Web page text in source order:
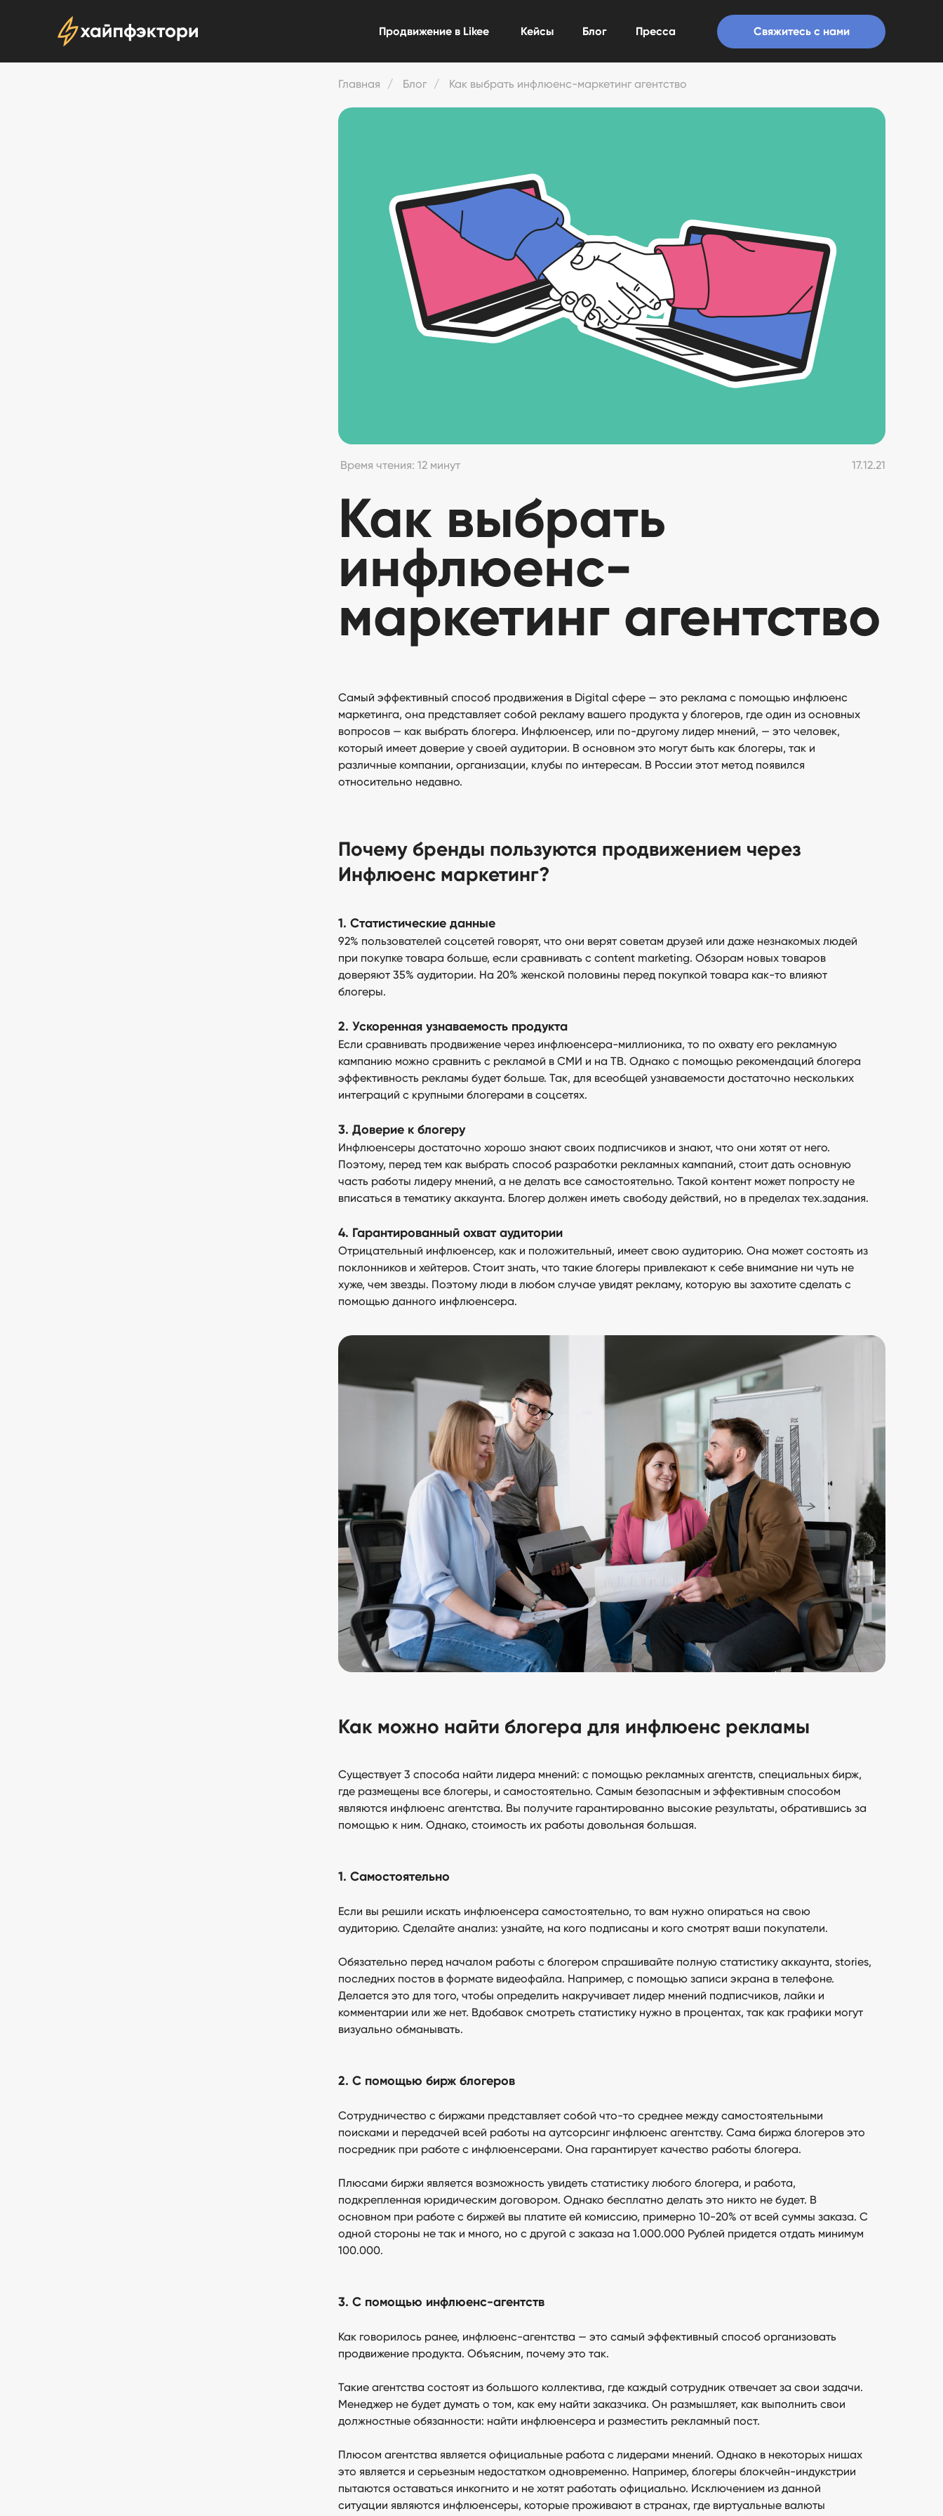
Блог Пресса
Продвижение в Likee Свяжитесь с нами
Кейсы
Главная / Блог / Как выбрать инфлюенс-маркетинг агентство
Время чтения: 12 минут 17.12.21
Как выбрать
инфлюенс-
маркетинг агентство
Самый эффективный способ продвижения в Digital сфере — это реклама с помощью инфлюенс
маркетинга, она представляет собой рекламу вашего продукта у блогеров, где один из основных
вопросов — как выбрать блогера. Инфлюенсер, или по-другому лидер мнений, — это человек,
который имеет доверие у своей аудитории. В основном это могут быть как блогеры, так и
различные компании, организации, клубы по интересам. В России этот метод появился
относительно недавно.
Почему бренды пользуются продвижением через
Инфлюенс маркетинг?
1. Статистические данные
92% пользователей соцсетей говорят, что они верят советам друзей или даже незнакомых людей
при покупке товара больше, если сравнивать с content marketing. Обзорам новых товаров
доверяют 35% аудитории. На 20% женской половины перед покупкой товара как-то влияют
блогеры.
2. Ускоренная узнаваемость продукта
Если сравнивать продвижение через инфлюенсера-миллионика, то по охвату его рекламную
кампанию можно сравнить с рекламой в СМИ и на ТВ. Однако с помощью рекомендаций блогера
эффективность рекламы будет больше. Так, для всеобщей узнаваемости достаточно нескольких
интеграций с крупными блогерами в соцсетях.
3. Доверие к блогеру
Инфлюенсеры достаточно хорошо знают своих подписчиков и знают, что они хотят от него.
Поэтому, перед тем как выбрать способ разработки рекламных кампаний, стоит дать основную
часть работы лидеру мнений, а не делать все самостоятельно. Такой контент может попросту не
вписаться в тематику аккаунта. Блогер должен иметь свободу действий, но в пределах тех.задания.
4. Гарантированный охват аудитории
Отрицательный инфлюенсер, как и положительный, имеет свою аудиторию. Она может состоять из
поклонников и хейтеров. Стоит знать, что такие блогеры привлекают к себе внимание ни чуть не
хуже, чем звезды. Поэтому люди в любом случае увидят рекламу, которую вы захотите сделать с
помощью данного инфлюенсера.
Как можно найти блогера для инфлюенс рекламы
Существует 3 способа найти лидера мнений: с помощью рекламных агентств, специальных бирж,
где размещены все блогеры, и самостоятельно. Самым безопасным и эффективным способом
являются инфлюенс агентства. Вы получите гарантированно высокие результаты, обратившись за
помощью к ним. Однако, стоимость их работы довольная большая.
1. Самостоятельно
Если вы решили искать инфлюенсера самостоятельно, то вам нужно опираться на свою
аудиторию. Сделайте анализ: узнайте, на кого подписаны и кого смотрят ваши покупатели.
Обязательно перед началом работы с блогером спрашивайте полную статистику аккаунта, stories,
последних постов в формате видеофайла. Например, с помощью записи экрана в телефоне.
Делается это для того, чтобы определить накручивает лидер мнений подписчиков, лайки и
комментарии или же нет. Вдобавок смотреть статистику нужно в процентах, так как графики могут
визуально обманывать.
2. С помощью бирж блогеров
Сотрудничество с биржами представляет собой что-то среднее между самостоятельными
поисками и передачей всей работы на аутсорсинг инфлюенс агентству. Сама биржа блогеров это
посредник при работе с инфлюенсерами. Она гарантирует качество работы блогера.
Плюсами биржи является возможность увидеть статистику любого блогера, и работа,
подкрепленная юридическим договором. Однако бесплатно делать это никто не будет. В
основном при работе с биржей вы платите ей комиссию, примерно 10-20% от всей суммы заказа. С
одной стороны не так и много, но с другой с заказа на 1.000.000 Рублей придется отдать минимум
100.000.
3. С помощью инфлюенс-агентств
Как говорилось ранее, инфлюенс-агентства — это самый эффективный способ организовать
продвижение продукта. Объясним, почему это так.
Такие агентства состоят из большого коллектива, где каждый сотрудник отвечает за свои задачи.
Менеджер не будет думать о том, как ему найти заказчика. Он размышляет, как выполнить свои
должностные обязанности: найти инфлюенсера и разместить рекламный пост.
Плюсом агентства является официальные работа с лидерами мнений. Однако в некоторых нишах
это является и серьезным недостатком одновременно. Например, блогеры блокчейн-индукстрии
пытаются оставаться инкогнито и не хотят работать официально. Исключением из данной
ситуации являются инфлюенсеры, которые проживают в странах, где виртуальные валюты